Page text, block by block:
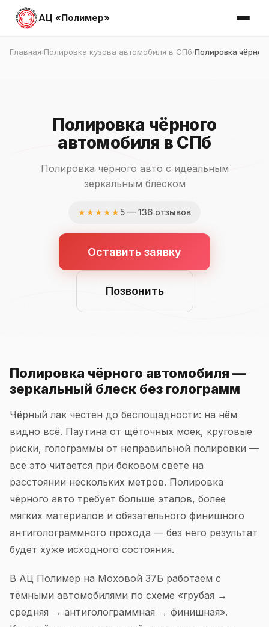
АЦ «Полимер»
Главная›Полировка кузова автомобиля в СПб›Полировка
Полировка чёрного
автомобиля в СПб
Полировка чёрного авто с идеальным
зеркальным блеском
★★★★★5 — 136 отзывов
Оставить заявку
Позвонить
Полировка чёрного автомобиля —
зеркальный блеск без голограмм
Чёрный лак честен до беспощадности: на нём
видно всё. Паутина от щёточных моек, круговые
риски, голограммы от неправильной полировки —
всё это читается при боковом свете на
расстоянии нескольких метров. Полировка
чёрного авто требует больше этапов, более
мягких материалов и обязательного финишного
антиголограммного прохода — без него результат
будет хуже исходного состояния.
В АЦ Полимер на Моховой 37Б работаем с
тёмными автомобилями по схеме «грубая →
средняя → антиголограммная → финишная».